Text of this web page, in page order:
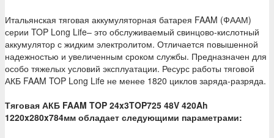
Итальянская тяговая аккумуляторная батарея FAAM (ФААМ)
серии TOP Long Life– это обслуживаемый свинцово-кислотный
аккумулятор с жидким электролитом. Отличается повышенной
надежностью и увеличенным сроком службы. Предназначен для
особо тяжелых условий эксплуатации. Ресурс работы тяговой
АКБ FAAM TOP Long Life не менее 1820 циклов заряда-разряда.
Тяговая АКБ FAAM TOP 24x3TOP725 48V 420Ah
1220x280x784мм обладает следующими параметрами: